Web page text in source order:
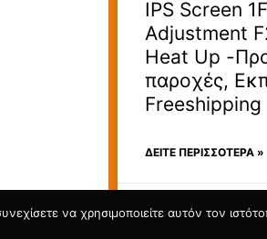
IPS Screen
Adjustment
Heat Up -
παροχές,
Freeshipping
ΔΕΊΤΕ ΠΕΡΙΣΣΟΤΕΡΑ »
να χρησιμοποιείτε αυτόν τον